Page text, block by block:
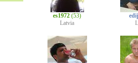
es1972 (53)
Latvia